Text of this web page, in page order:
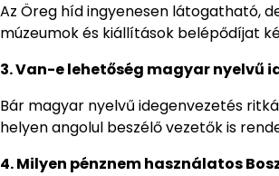
Az Öreg híd ingyenesen látogatható,
múzeumok és kiállítások belépődíjat
3. Van-e lehetőség magyar nyelvű
Bár magyar nyelvű idegenvezetés
helyen angolul beszélő vezetők is
4. Milyen pénznem használatos